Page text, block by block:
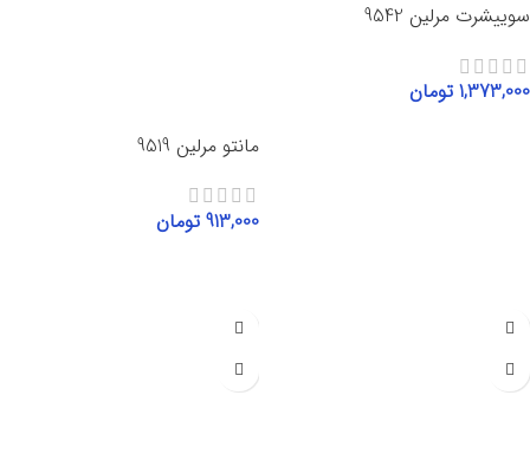
سوییشرت مرلین 9542
1,373,000 تومان
مانتو مرلین 9519
913,000 تومان